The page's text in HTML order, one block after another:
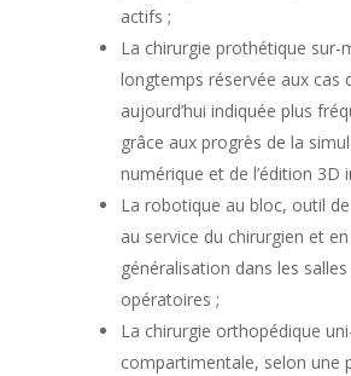
actifs ;
La chirurgie prothétique sur-
longtemps réservée aux cas
aujourd’hui indiquée plus
grâce aux progrès de la
numérique et de l’édition 3D
La robotique au bloc, outil
au service du chirurgien et
généralisation dans les salles
opératoires ;
La chirurgie orthopédique
compartimentale, selon une